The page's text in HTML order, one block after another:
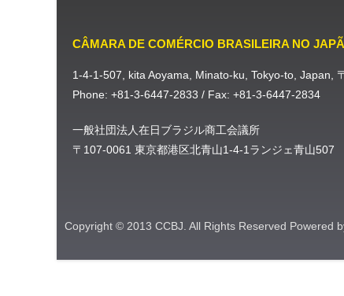
CÂMARA DE COMÉRCIO BRASILEIRA NO
1-4-1-507, kita Aoyama, Minato-ku, Tokyo-to, Japan,
Phone: +81-3-6447-2833 / Fax: +81-3-6447-2834
一般社団法人在日ブラジル商工会議所
〒107-0061 東京都港区北青山1-4-1ランジェ青山507
Copyright © 2013 CCBJ. All Rights Reserved Powered